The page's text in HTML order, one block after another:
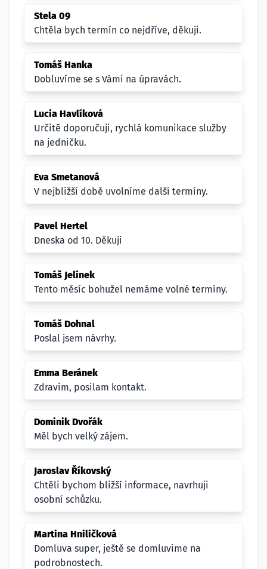
Stela 09
Chtěla bych termín co nejdříve, děkuji.
Tomáš Hanka
Dobluvíme se s Vámi na úpravách.
Lucia Havlíková
Určitě doporučuji, rychlá komunikace služby
na jedničku.
Eva Smetanová
V nejbližší době uvolníme další termíny.
Pavel Hertel
Dneska od 10. Děkuji
Tomáš Jelínek
Tento měsíc bohužel nemáme volné termíny.
Tomáš Dohnal
Poslal jsem návrhy.
Emma Beránek
Zdravim, posilam kontakt.
Dominik Dvořák
Měl bych velký zájem.
Jaroslav Říkovský
Chtěli bychom bližší informace, navrhuji
osobní schůzku.
Martina Hniličková
Domluva super, ještě se domluvime na
podrobnostech.